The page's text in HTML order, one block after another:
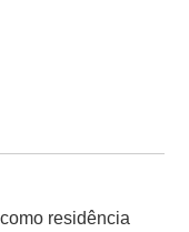
como residência